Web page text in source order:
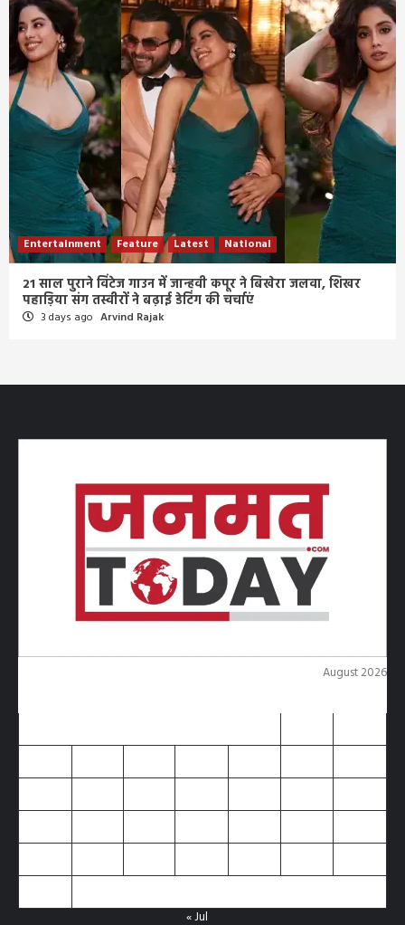
Entertainment Feature Latest National
21 साल पुराने विंटेज गाउन में जान्हवी कपूर ने बिखेरा जलवा, शिखर
पहाड़िया संग तस्वीरों ने बढ़ाई डेटिंग की चर्चाएं
3 days ago Arvind Rajak
August 2026
« Jul